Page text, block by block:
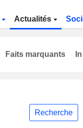
Actualités
Recherche
Faits marquants